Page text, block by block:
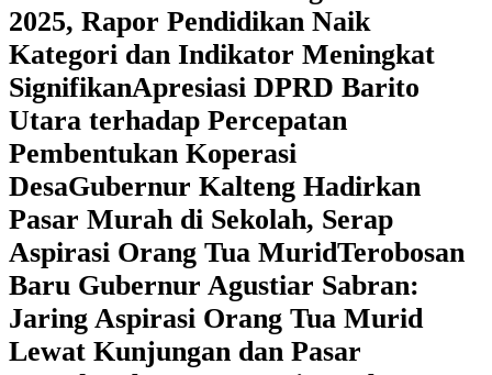
2025, Rapor Pendidikan Naik
Kategori dan Indikator Meningkat
SignifikanApresiasi DPRD Barito
Utara terhadap Percepatan
Pembentukan Koperasi
Desa‎Gubernur Kalteng Hadirkan
Pasar Murah di Sekolah, Serap
Aspirasi Orang Tua Murid‎Terobosan
Baru Gubernur Agustiar Sabran:
Jaring Aspirasi Orang Tua Murid
Lewat Kunjungan dan Pasar